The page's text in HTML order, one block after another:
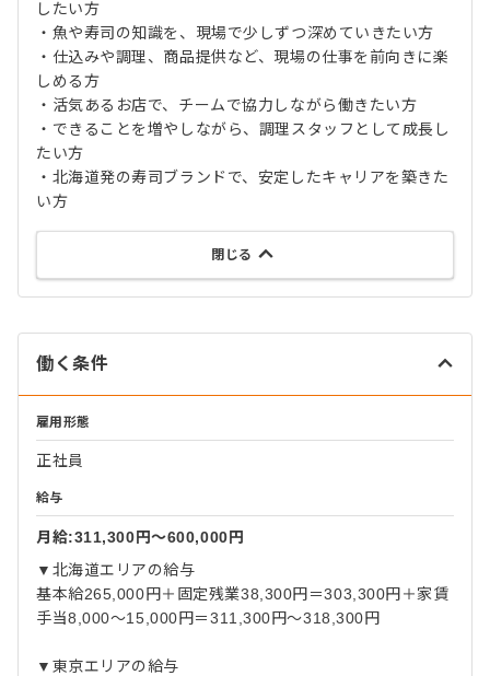
したい方
・魚や寿司の知識を、現場で少しずつ深めていきたい方
・仕込みや調理、商品提供など、現場の仕事を前向きに楽
しめる方
・活気あるお店で、チームで協力しながら働きたい方
・できることを増やしながら、調理スタッフとして成長し
たい方
・北海道発の寿司ブランドで、安定したキャリアを築きた
い方
閉じる
働く条件
雇用形態
正社員
給与
月給:311,300円〜600,000円
▼北海道エリアの給与
基本給265,000円＋固定残業38,300円＝303,300円＋家賃
手当8,000～15,000円＝311,300円～318,300円
▼東京エリアの給与